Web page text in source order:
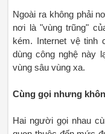
Ngoài ra không phải
nơi là "vùng trũng"
kém. Internet vệ tinh
dùng công nghệ này
vùng sâu vùng xa.
Cùng gọi nhưng
Hai người gọi nhau